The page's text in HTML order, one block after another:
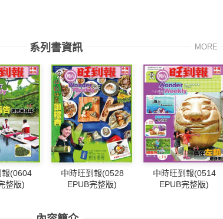
系列書資訊 MORE
報(0604
整版)
中時旺到報(0528
EPUB完整版)
中時旺到報(0514
EPUB完整版)